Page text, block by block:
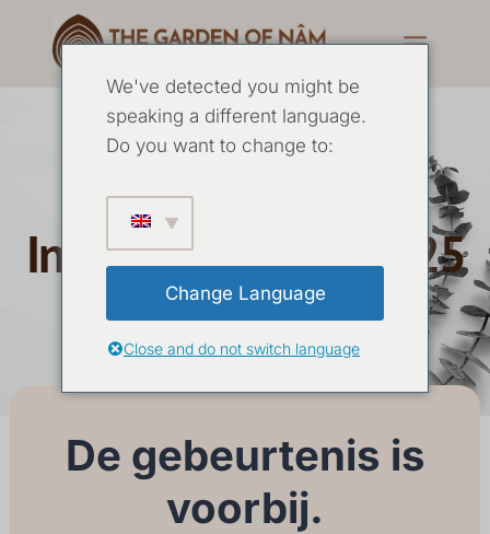
5 Daagse Yoga
Intensive Januari 2025
09 JANUARI-13 JANUARI 2025
De gebeurtenis is
voorbij.
We've detected you might be
speaking a different language.
Do you want to change to:
Change Language
Close and do not switch language